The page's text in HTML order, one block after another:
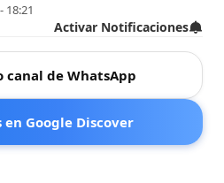
18:21
Activar Notificaciones
canal de WhatsApp
en Google Discover